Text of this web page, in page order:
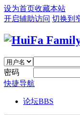
设为首页收藏本站
开启辅助访问 切换到
密码
快捷导航
论坛BBS